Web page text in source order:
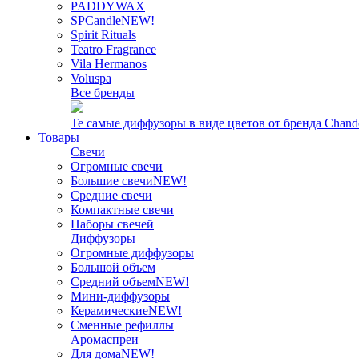
PADDYWAX
SPCandleNEW!
Spirit Rituals
Teatro Fragrance
Vila Hermanos
Voluspa
Все бренды
Те самые диффузоры в виде цветов от бренда
Товары
Свечи
Огромные свечи
Большие свечиNEW!
Средние свечи
Компактные свечи
Наборы свечей
Диффузоры
Огромные диффузоры
Большой объем
Средний объемNEW!
Мини-диффузоры
КерамическиеNEW!
Сменные рефиллы
Аромаспреи
Для домаNEW!